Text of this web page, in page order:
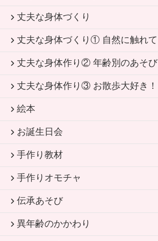
丈夫な身体づくり
丈夫な身体づくり① 自然に触れて
丈夫な身体作り② 年齢別のあそび
丈夫な身体作り③ お散歩大好き！
絵本
お誕生日会
手作り教材
手作りオモチャ
伝承あそび
異年齢のかかわり